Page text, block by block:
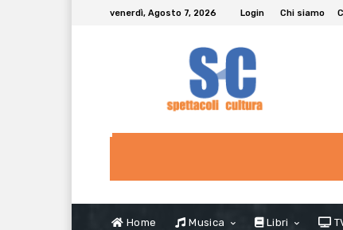
venerdì, Agosto 7, 2026 Login Chi siamo
Home Musica Libri